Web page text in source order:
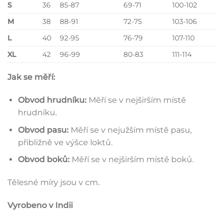
S
36 85-87 69-71
100-102
M
38 88-91 72-75
103-106
L
40 92-95 76-79
107-110
XL
42 96-99 80-83 111-114
Jak se měří:
Obvod hrudníku:Měří se v nejširším místě
hrudníku.
Obvod pasu:Měří se v nejužším místě pasu,
přibližně ve výšce loktů.
Obvod boků:Měří se v nejširším místě boků.
Tělesné míry jsou v cm.
Vyrobeno v Indii